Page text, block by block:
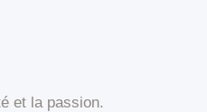
et la passion.